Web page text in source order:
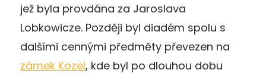
jež byla provdána za Jaroslava
Lobkowicze. Později byl diadém spolu s
dalšími cennými předměty převezen na
zámek Kozel, kde byl po dlouhou dobu